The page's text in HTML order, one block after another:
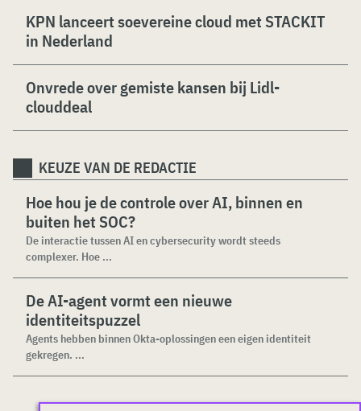
KPN lanceert soevereine cloud met STACKIT
in Nederland
Onvrede over gemiste kansen bij Lidl-
clouddeal
KEUZE VAN DE REDACTIE
Hoe hou je de controle over AI, binnen en
buiten het SOC?
De interactie tussen AI en cybersecurity wordt steeds
complexer. Hoe ...
De AI-agent vormt een nieuwe
identiteitspuzzel
Agents hebben binnen Okta-oplossingen een eigen identiteit
gekregen. ...